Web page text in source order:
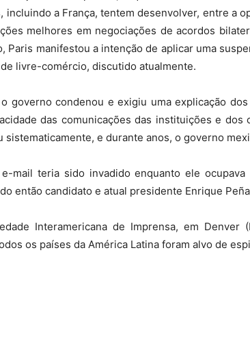
Central
a França, tentem desenvolver, entre a
melhores em negociações de acordos
Paris manifestou a intenção de aplicar uma
livre-comércio, discutido atualmente.
governo condenou e exigiu uma explicação
das comunicações das instituições e dos
e durante anos, o governo
mail teria sido invadido enquanto ele
então candidato e atual presidente Enrique
Interamericana de Imprensa, em Denver
os países da América Latina foram alvo de